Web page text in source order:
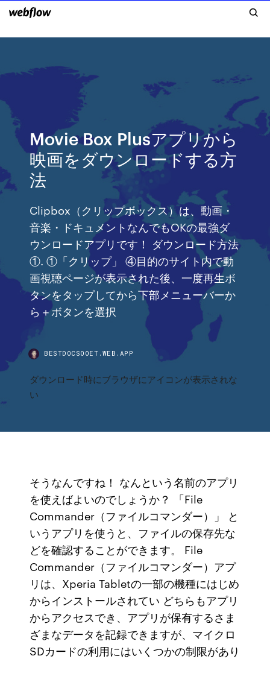
Movie Box Plusアプリから
映画をダウンロードする方
法
Clipbox（クリップボックス）は、動画・
音楽・ドキュメントなんでもOKの最強ダ
ウンロードアプリです！ ダウンロード方法
①. ①「クリップ」 ④目的のサイト内で動
画視聴ページが表示された後、一度再生ボ
タンをタップしてから下部メニューバーか
ら＋ボタンを選択
BESTDOCSOOET.WEB.APP
ダウンロード時にブラウザにアイコンが表示されな
い
そうなんですね！ なんという名前のアプリ
を使えばよいのでしょうか？ 「File
Commander（ファイルコマンダー）」 と
いうアプリを使うと、ファイルの保存先な
どを確認することができます。 File
Commander（ファイルコマンダー）アプ
リは、Xperia Tabletの一部の機種にはじめ
からインストールされてい どちらもアプリ
からアクセスでき、アプリが保有するさま
ざまなデータを記録できますが、マイクロ
SDカードの利用にはいくつかの制限があり